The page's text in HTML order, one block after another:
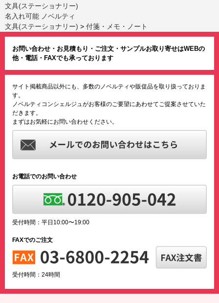
文具(ステーショナリー)
名入れ可能 ノベルティ
文具(ステーショナリー) > 付箋・メモ・ノート
お問い合わせ・お見積もり・ご注文・サンプルお取り寄せはWEBの
他・電話・FAXでも承っております
サイト掲載商品以外にも、多数のノベルティや販促品を取り扱っておりま
す。
ノベルティコンシェルジュがお客様のご要望にあわせてご提案させていた
だきます。
まずはお気軽にお問い合わせください。
お電話でのお問い合わせ
受付時間：平日10:00〜19:00
FAXでのご注文
受付時間：24時間